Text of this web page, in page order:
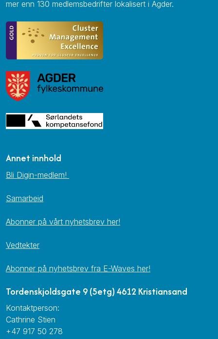
mer enn 130 medlemsbedrifter lokalisert i Agder.
Annet innhold
Bli Digin-medlem!
Samarbeid
Abonner på vårt nyhetsbrev her!
Vedtekter
Abonner på nyhetsbrev fra E-Waves her!
Tordenskjoldsgate 9 (5etg) 4612 Kristiansand
Kontaktperson:
Cathrine Stien
+47 917 50 278